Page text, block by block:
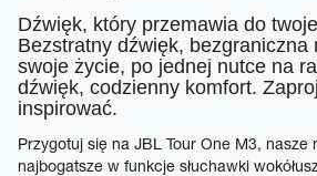
Dźwięk, który przemawia do
Bezstratny dźwięk, bezgraniczna
swoje życie, po jednej nutce na
dźwięk, codzienny komfort.
inspirować.
Przygotuj się na JBL Tour One M3, nasze
najbogatsze w funkcje słuchawki